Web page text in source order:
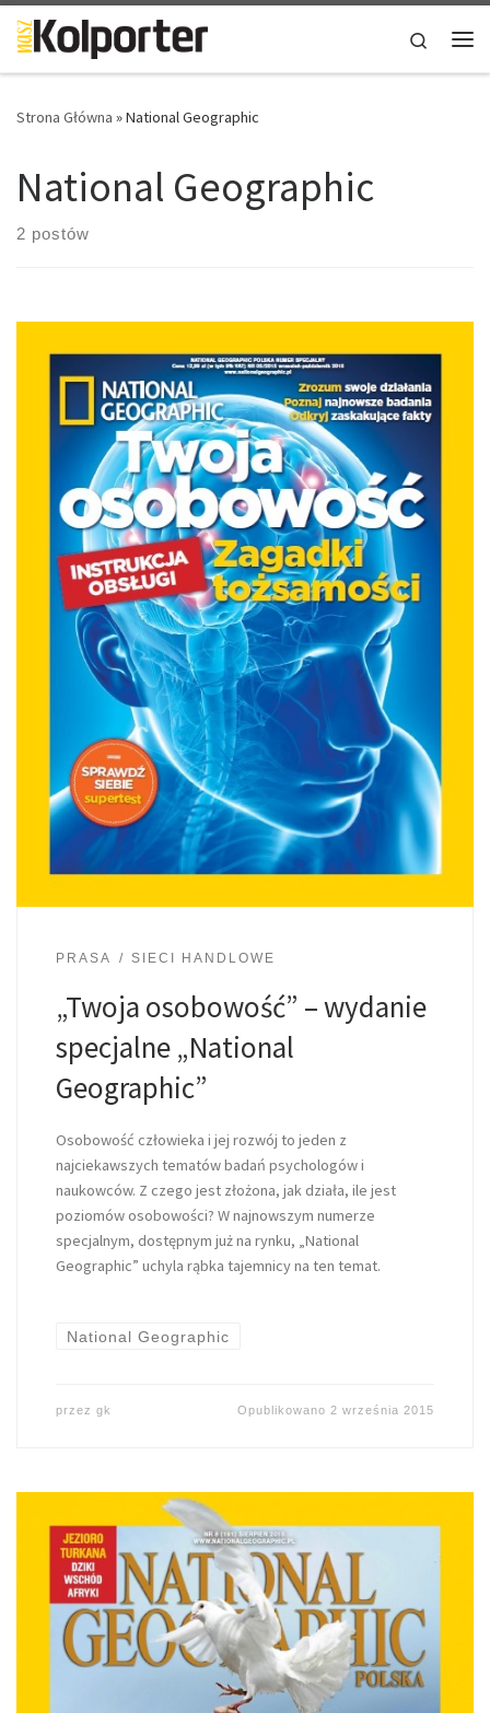
Skip to content
Search
Strona Główna »National Geographic
National Geographic
2 postów
PRASA SIECI HANDLOWE
„Twoja osobowość” – wydanie
specjalne „National
Geographic”
Osobowość człowieka i jej rozwój to jeden z
najciekawszych tematów badań psychologów i
naukowców. Z czego jest złożona, jak działa, ile jest
poziomów osobowości? W najnowszym numerze
specjalnym, dostępnym już na rynku, „National
Geographic” uchyla rąbka tajemnicy na ten temat.
National Geographic
przez gk Opublikowano 2 września 2015